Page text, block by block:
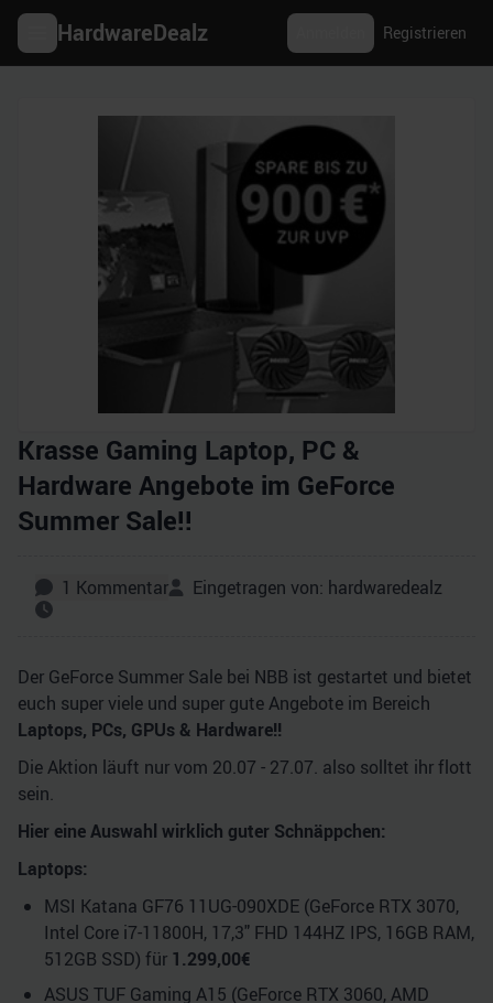
HardwareDealz Registrieren
Krasse Gaming Laptop, PC &
Hardware Angebote im GeForce
Summer Sale!!
1 Kommentar Eingetragen von: hardwaredealz
Der GeForce Summer Sale bei NBB ist gestartet und bietet
euch super viele und super gute Angebote im Bereich
Laptops, PCs, GPUs & Hardware!!
Die Aktion läuft nur vom 20.07 - 27.07. also solltet ihr flott
sein.
Hier eine Auswahl wirklich guter Schnäppchen:
Laptops:
MSI Katana GF76 11UG-090XDE (GeForce RTX 3070,
Intel Core i7-11800H, 17,3" FHD 144HZ IPS, 16GB RAM,
512GB SSD) für 1.299,00€
ASUS TUF Gaming A15 (GeForce RTX 3060, AMD